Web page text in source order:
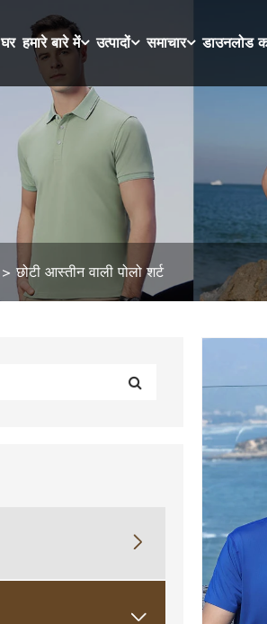
घर हमारे बारे में उत्पादों समाचार डाउनलोड
छोटी आस्तीन वाली पोलो शर्ट

